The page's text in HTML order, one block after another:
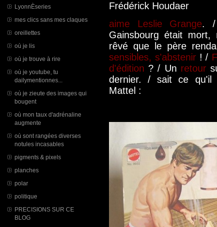
LyonnÈseries
mes clics sans mes claques
oreillettes
où je lis
où je trouve à rire
où je youtube, tu
dailymentionnes...
où je zieute des images qui
bougent
où mon taux d'adrénaline
augmente
où sont rangées diverses
notules incasables
pigments & pixels
planches
polar
politique
PRECISIONS SUR CE
BLOG
Frédérick Houdaer
aime Leslie Grange. /
Gainsbourg était
rêvé que le père
sensibles, s'abstenir! /
d'édition ? / Un retour
dernier. / sait ce qu'il
Mattel :